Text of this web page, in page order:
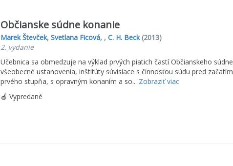
Občianske súdne konanie
Marek Števček, Svetlana Ficová, , C. H. Beck(2013)
2. vydanie
Učebnica sa obmedzuje na výklad prvých piatich častí Občianskeho
všeobecné ustanovenia, inštitúty súvisiace s činnosťou súdu pred
prvého stupňa, s opravným konaním a so... Zobraziť viac
🍎 Vypredané